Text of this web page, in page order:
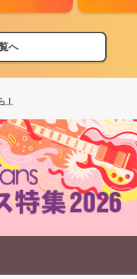
へ
！
発表！
！
発表！